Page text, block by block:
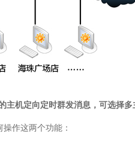
主机定向定时群发消息，可选择
作这两个功能：